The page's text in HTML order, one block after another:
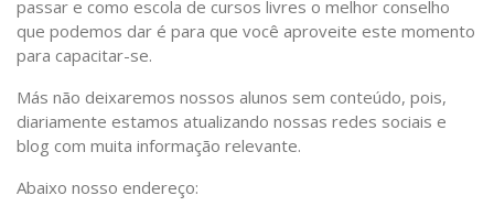
passar e como escola de cursos livres o melhor conselho
que podemos dar é para que você aproveite este momento
para capacitar-se.
Más não deixaremos nossos alunos sem conteúdo, pois,
diariamente estamos atualizando nossas redes sociais e
blog com muita informação relevante.
Abaixo nosso endereço: